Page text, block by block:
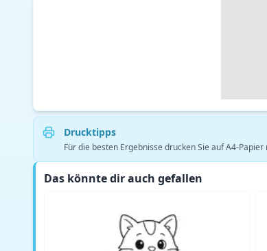
Drucktipps
Für die besten Ergebnisse drucken Sie auf A4-
Das könnte dir auch gefallen